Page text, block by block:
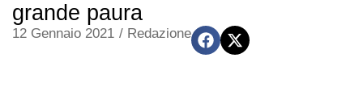
grande paura
12 Gennaio 2021 / Redazione